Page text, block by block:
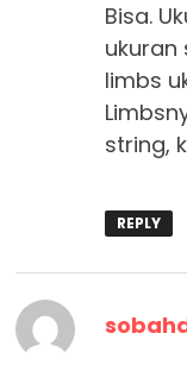
Bisa.
ukuran
limbs
string,
REPLY